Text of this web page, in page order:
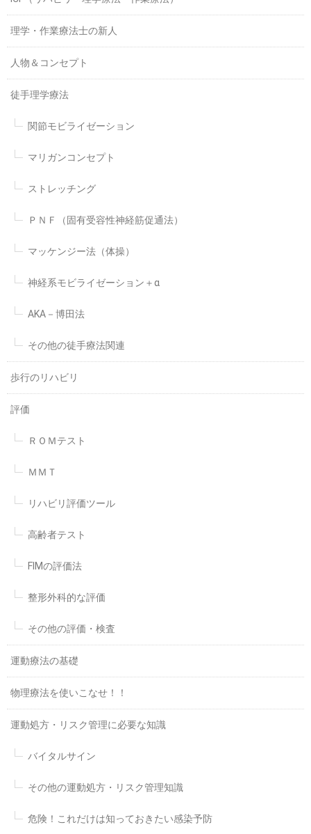
理学・作業療法士の新人
人物＆コンセプト
徒手理学療法
関節モビライゼーション
マリガンコンセプト
ストレッチング
ＰＮＦ（固有受容性神経筋促通法）
マッケンジー法（体操）
神経系モビライゼーション＋α
AKA－博田法
その他の徒手療法関連
歩行のリハビリ
評価
ＲＯＭテスト
ＭＭＴ
リハビリ評価ツール
高齢者テスト
FIMの評価法
整形外科的な評価
その他の評価・検査
運動療法の基礎
物理療法を使いこなせ！！
運動処方・リスク管理に必要な知識
バイタルサイン
その他の運動処方・リスク管理知識
危険！これだけは知っておきたい感染予防